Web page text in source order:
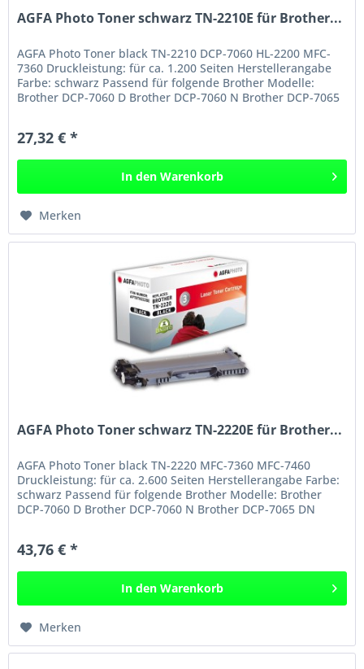
AGFA Photo Toner schwarz TN-2210E für Brother...
AGFA Photo Toner black TN-2210 DCP-7060 HL-2200 MFC-
7360 Druckleistung: für ca. 1.200 Seiten Herstellerangabe
Farbe: schwarz Passend für folgende Brother Modelle:
Brother DCP-7060 D Brother DCP-7060 N Brother DCP-7065
27,32 € *
In den Warenkorb
Merken
AGFA Photo Toner schwarz TN-2220E für Brother...
AGFA Photo Toner black TN-2220 MFC-7360 MFC-7460
Druckleistung: für ca. 2.600 Seiten Herstellerangabe Farbe:
schwarz Passend für folgende Brother Modelle: Brother
DCP-7060 D Brother DCP-7060 N Brother DCP-7065 DN
43,76 € *
In den Warenkorb
Merken